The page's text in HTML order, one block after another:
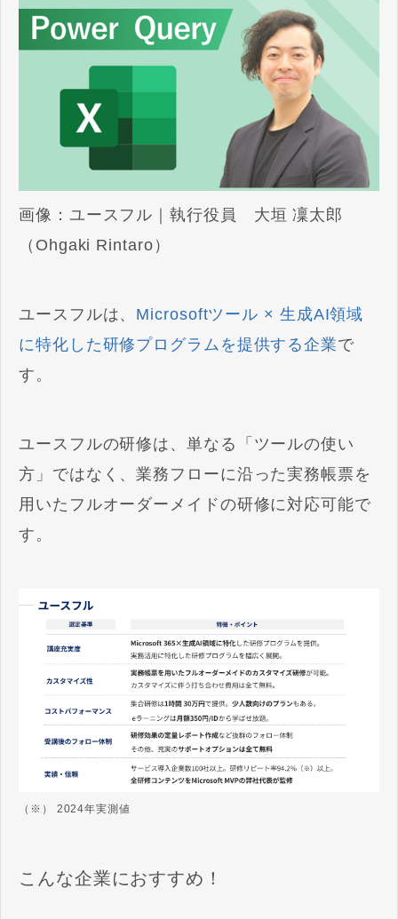
画像：ユースフル｜執行役員 大垣 凜太郎
（Ohgaki Rintaro）
ユースフルは、 Microsoftツール × 生成AI領域
に特化した研修プログラムを提供する企業で
す。
ユースフルの研修は、単なる「ツールの使い
方」ではなく、業務フローに沿った実務帳票を
用いたフルオーダーメイドの研修に対応可能で
す。
（※） 2024年実測値
こんな企業におすすめ！